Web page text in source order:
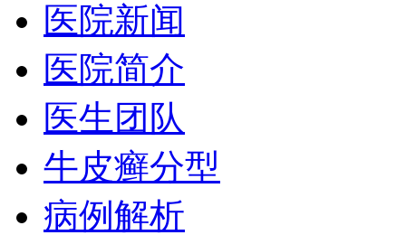
医院新闻
医院简介
医生团队
牛皮癣分型
病例解析